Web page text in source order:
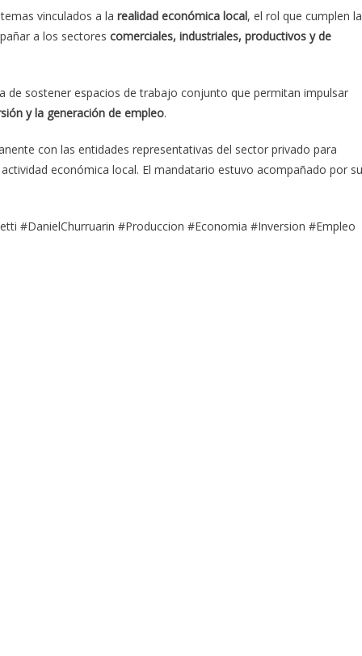
vinculados a la realidad económica local, el rol que cumplen
a los sectores comerciales, industriales, productivos y de
sostener espacios de trabajo conjunto que permitan impulsar
y la generación de empleo.
con las entidades representativas del sector privado para
económica local. El mandatario estuvo acompañado por su
#DanielChurruarin #Produccion #Economia #Inversion #Empleo